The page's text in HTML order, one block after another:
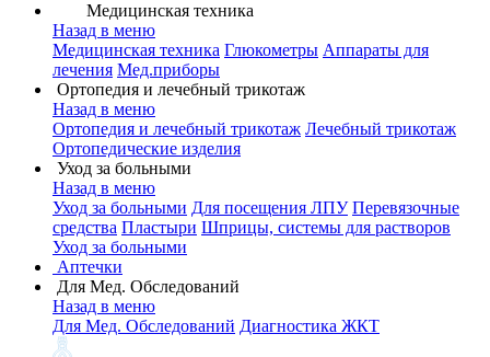
Медицинская техника
Назад в меню
Медицинская техника Глюкометры Аппараты для
лечения Мед.приборы
Ортопедия и лечебный трикотаж
Назад в меню
Ортопедия и лечебный трикотаж Лечебный трикотаж
Ортопедические изделия
Уход за больными
Назад в меню
Уход за больными Для посещения ЛПУ Перевязочные
средства Пластыри Шприцы, системы для растворов
Уход за больными
Аптечки
Для Мед. Обследований
Назад в меню
Для Мед. Обследований Диагностика ЖКТ